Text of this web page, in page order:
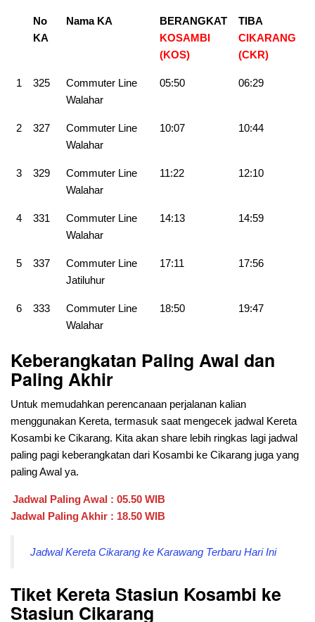
No
KA
Nama KA
BERANGKAT
KOSAMBI
(KOS)
TIBA
CIKARANG
(CKR)
1 325
Commuter Line
Walahar
05:50 06:29
2 327
Commuter Line
Walahar
10:07 10:44
3 329
Commuter Line
Walahar
11:22 12:10
4 331
Commuter Line
Walahar
14:13 14:59
5 337
Commuter Line
Jatiluhur
17:11 17:56
6 333
Commuter Line
Walahar
18:50 19:47
Keberangkatan Paling Awal dan
Paling Akhir
Untuk memudahkan perencanaan perjalanan kalian
menggunakan Kereta, termasuk saat mengecek jadwal Kereta
Kosambi ke Cikarang. Kita akan share lebih ringkas lagi jadwal
paling pagi keberangkatan dari Kosambi ke Cikarang juga yang
paling Awal ya.
Jadwal Paling Awal : 05.50 WIB
Jadwal Paling Akhir : 18.50 WIB
Jadwal Kereta Cikarang ke Karawang Terbaru Hari Ini
Tiket Kereta Stasiun Kosambi ke
Stasiun Cikarang